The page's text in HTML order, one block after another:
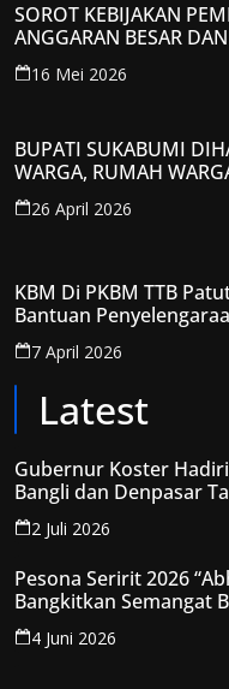
SOROT KEBIJAKAN
ANGGARAN BESAR
JADI PERHATIAN; LPP-
KRITIS
16 Mei 2026
BUPATI SUKABUMI
WARGA, RUMAH
DIAMBRUKAN
26 April 2026
KBM Di PKBM TTB
Bantuan
7 April 2026
Latest
Gubernur Koster
Bangli dan Denpasar
Spiritual
2 Juli 2026
Pesona Seririt 2026
Bangkitkan Semangat
4 Juni 2026